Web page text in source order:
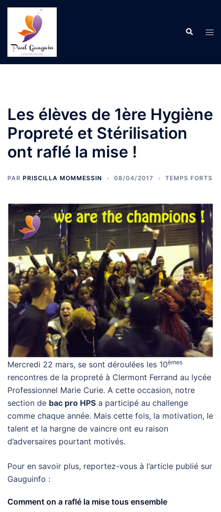
Aller
contenu
Les élèves de 1ère Hygiène
Propreté et Stérilisation
ont raflé la mise !
PAR PRISCILLA MOMMESSIN 08/04/2017 TEMPS FORTS
Mercredi 22 mars, se sont déroulées les 10èmes
rencontres de la propreté à Clermont Ferrand au lycée
Professionnel Marie Curie. A cette occasion, notre
section de bac pro HPS a participé au challenge
comme chaque année. Mais cette fois, la motivation, le
talent et la hargne de vaincre ont eu raison
d’adversaires pourtant motivés.
Pour en savoir plus, reportez-vous à l’article publié sur
Gauguinfo :
Comment on a raflé la mise tous ensemble